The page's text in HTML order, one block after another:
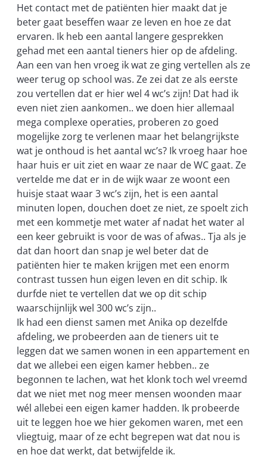
Het contact met de patiënten hier maakt dat je
beter gaat beseffen waar ze leven en hoe ze dat
ervaren. Ik heb een aantal langere gesprekken
gehad met een aantal tieners hier op de afdeling.
Aan een van hen vroeg ik wat ze ging vertellen als ze
weer terug op school was. Ze zei dat ze als eerste
zou vertellen dat er hier wel 4 wc’s zijn! Dat had ik
even niet zien aankomen.. we doen hier allemaal
mega complexe operaties, proberen zo goed
mogelijke zorg te verlenen maar het belangrijkste
wat je onthoud is het aantal wc’s? Ik vroeg haar hoe
haar huis er uit ziet en waar ze naar de WC gaat. Ze
vertelde me dat er in de wijk waar ze woont een
huisje staat waar 3 wc’s zijn, het is een aantal
minuten lopen, douchen doet ze niet, ze spoelt zich
met een kommetje met water af nadat het water al
een keer gebruikt is voor de was of afwas.. Tja als je
dat dan hoort dan snap je wel beter dat de
patiënten hier te maken krijgen met een enorm
contrast tussen hun eigen leven en dit schip. Ik
durfde niet te vertellen dat we op dit schip
waarschijnlijk wel 300 wc’s zijn..
Ik had een dienst samen met Anika op dezelfde
afdeling, we probeerden aan de tieners uit te
leggen dat we samen wonen in een appartement en
dat we allebei een eigen kamer hebben.. ze
begonnen te lachen, wat het klonk toch wel vreemd
dat we niet met nog meer mensen woonden maar
wél allebei een eigen kamer hadden. Ik probeerde
uit te leggen hoe we hier gekomen waren, met een
vliegtuig, maar of ze echt begrepen wat dat nou is
en hoe dat werkt, dat betwijfelde ik.